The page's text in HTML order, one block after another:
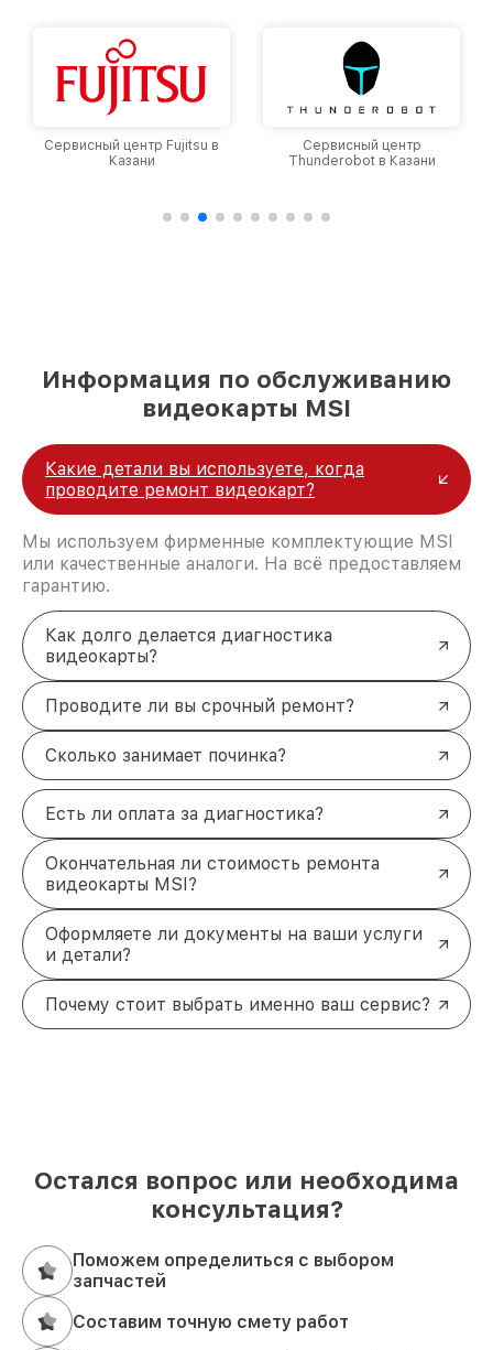
Сервисный центр Fujitsu в
Казани
Сервисный центр
Thunderobot в Казани
Информация по обслуживанию
видеокарты MSI
Какие детали вы используете, когда
проводите ремонт видеокарт?
Мы используем фирменные комплектующие MSI
или качественные аналоги. На всё предоставляем
гарантию.
Как долго делается диагностика
видеокарты?
Проводите ли вы срочный ремонт?
Сколько занимает починка?
Есть ли оплата за диагностика?
Окончательная ли стоимость ремонта
видеокарты MSI?
Оформляете ли документы на ваши услуги
и детали?
Почему стоит выбрать именно ваш сервис?
Остался вопрос или необходима
консультация?
Поможем определиться с выбором
запчастей
Составим точную смету работ